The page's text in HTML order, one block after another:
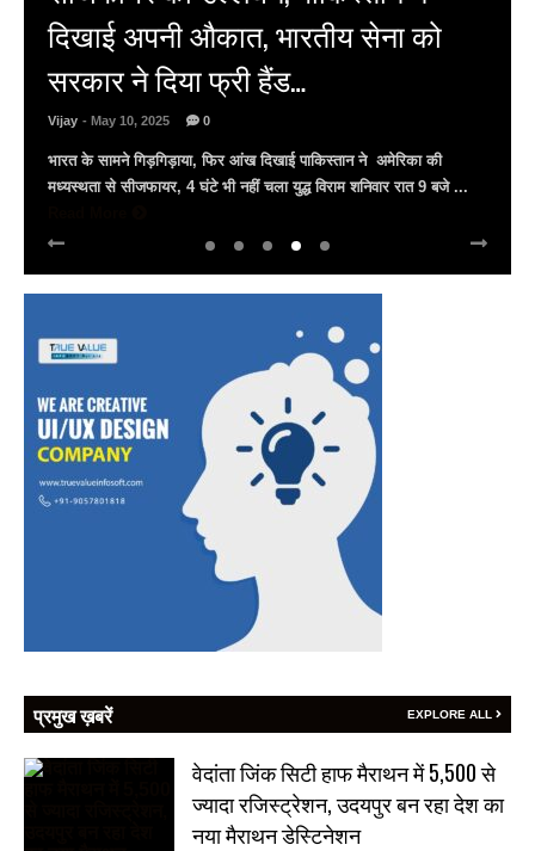
अल्बर्ट हॉल पर राजस्थान दिवस समारोह,
राजस्थानी लोक कलाकारों ने बांधा समां…
Vijay - March 30, 2025
अल्बर्ट हॉल पर राज्यस्तरीय सांस्कृतिक संध्या का भव्य आयोजन, उमड़ा जन
सैलाब राज्यपाल हरिभाऊ किसनराव बागडे़, मुख्यमंत्री भजनलाल शर्मा और उप
प्रमुख ख़बरें EXPLORE ALL
वेदांता जिंक सिटी हाफ मैराथन में 5,500 से
ज्यादा रजिस्ट्रेशन, उदयपुर बन रहा देश का
नया मैराथन डेस्टिनेशन